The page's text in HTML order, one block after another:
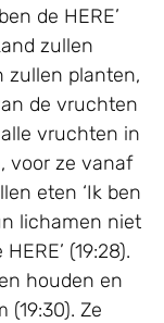
de HERE’
zullen
zullen planten,
de vruchten
vruchten in
voor ze vanaf
eten ‘Ik ben
lichamen niet
(19:28).
houden en
(19:30). Ze